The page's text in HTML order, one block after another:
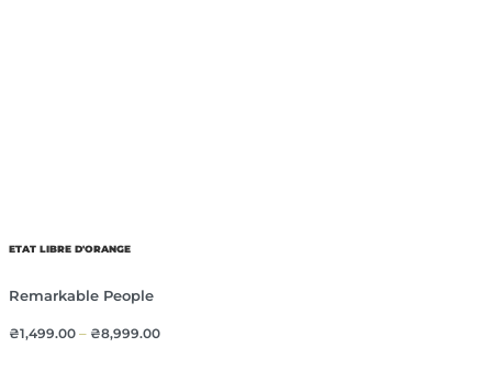
ETAT LIBRE D'ORANGE
Remarkable People
₴1,499.00– ₴8,999.00